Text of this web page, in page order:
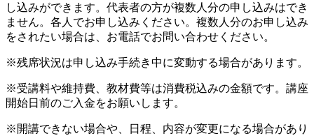
し込みができます。代表者の方が複数人分の申し込みはでき
ません。各人でお申し込みください。複数人分のお申し込み
をされたい場合は、お電話でお問い合わせください。
※残席状況は申し込み手続き中に変動する場合があります。
※受講料や維持費、教材費等は消費税込みの金額です。講座
開始日前のご入金をお願いします。
※開講できない場合や、日程、内容が変更になる場合があり